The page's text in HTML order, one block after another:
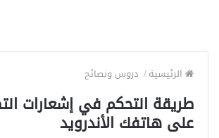
الرئيسية/ دروس ونصائح
طريقة التحكم في إشعارات
على هاتفك الأندرويد